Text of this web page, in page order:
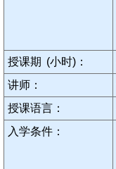
授课期 (小时)：
讲师：
授课语言：
入学条件：